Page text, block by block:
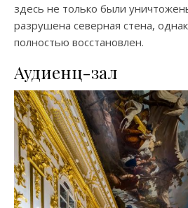
здесь не только были
разрушена северная стена,
полностью восстановлен.
Аудиенц-зал